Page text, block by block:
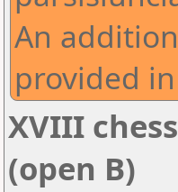
An
provided
XVIII
(open B)